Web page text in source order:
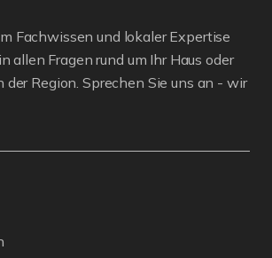
Fachwissen und lokaler Expertise
allen Fragen rund um Ihr Haus oder
der Region. Sprechen Sie uns an - wir